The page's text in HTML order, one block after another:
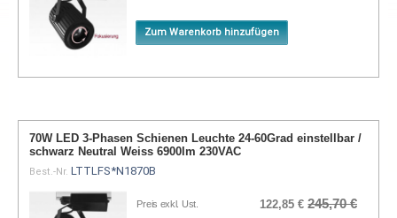
Zum Warenkorb hinzufügen
70W LED 3-Phasen Schienen Leuchte 24-60Grad einstellbar /
schwarz Neutral Weiss 6900lm 230VAC
Best.-Nr. LTTLFS*N1870B
Preis exkl. Ust. 122,85 € 245,70 €